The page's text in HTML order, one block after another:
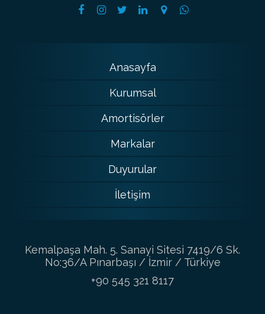
Anasayfa
Kurumsal
Amortisörler
Markalar
Duyurular
İletişim
Kemalpaşa Mah. 5. Sanayi Sitesi 7419/6 Sk.
No:36/A Pınarbaşı / İzmir / Türkiye
+90 545 321 8117